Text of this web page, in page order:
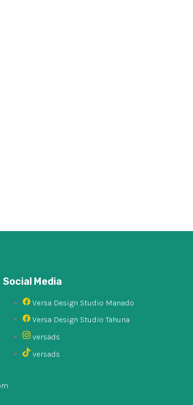
Social Media
Versa Design Studio Manado
Versa Design Studio Tahuna
versads
versads